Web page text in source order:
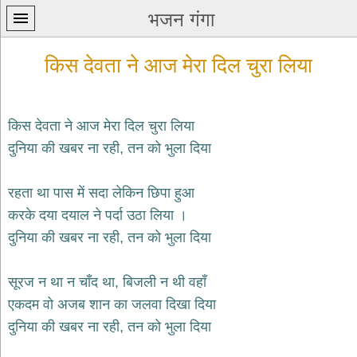
भजन गंगा
प्रथम
कृष्ण
भजन
krishna
शिव
भजन
bhajans
किस देवता ने आज मेरा दिल चुरा लिया
किस देवता ने आज मेरा दिल चुरा लिया
दुनिया की खबर ना रही, तन को भुला दिया
रहता था पास में सदा लेकिन छिपा हुआ
करके दया दयाल ने पर्दा उठा लिया ।
दुनिया की खबर ना रही, तन को भुला दिया
सूरज न था न चाँद था, बिजली न थी वहाँ
एकदम वो अजब शान का जलवा दिखा दिया
दुनिया की खबर ना रही, तन को भुला दिया